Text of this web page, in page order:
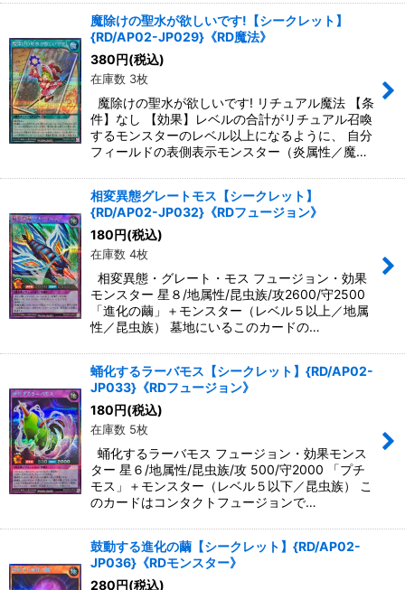
魔除けの聖水が欲しいです!【シークレット】
{RD/AP02-JP029}《RD魔法》
380円(税込)
在庫数 3枚
魔除けの聖水が欲しいです! リチュアル魔法 【条
件】なし 【効果】レベルの合計がリチュアル召喚
するモンスターのレベル以上になるように、 自分
フィールドの表側表示モンスター（炎属性／魔…
相変異態グレートモス【シークレット】
{RD/AP02-JP032}《RDフュージョン》
180円(税込)
在庫数 4枚
相変異態・グレート・モス フュージョン・効果
モンスター 星８/地属性/昆虫族/攻2600/守2500
「進化の繭」＋モンスター（レベル５以上／地属
性／昆虫族） 墓地にいるこのカードの…
蛹化するラーバモス【シークレット】{RD/AP02-
JP033}《RDフュージョン》
180円(税込)
在庫数 5枚
蛹化するラーバモス フュージョン・効果モンス
ター 星６/地属性/昆虫族/攻 500/守2000 「プチ
モス」＋モンスター（レベル５以下／昆虫族） こ
のカードはコンタクトフュージョンで…
鼓動する進化の繭【シークレット】{RD/AP02-
JP036}《RDモンスター》
280円(税込)